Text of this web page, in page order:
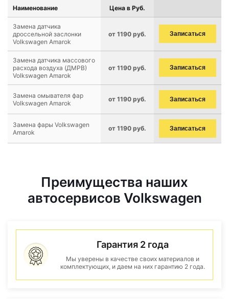
Наименование Цена в Руб.
Замена датчика
дроссельной заслонки
Volkswagen Amarok
от 1190 руб. Записаться
Замена датчика массового
расхода воздуха (ДМРВ)
Volkswagen Amarok
от 1190 руб. Записаться
Замена омывателя фар
Volkswagen Amarok
от 1190 руб. Записаться
Замена фары Volkswagen
Amarok
от 1190 руб. Записаться
Преимущества наших
автосервисов Volkswagen
Гарантия 2 года
Мы уверены в качестве своих материалов и
комплектующих, и даем на них гарантию 2 года.